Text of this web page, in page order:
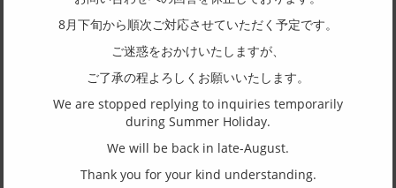
主要素材(テンプル)
(一社)福井県眼鏡協会ショールームへのお問い合わせ
東京店：GG291
8月下旬から順次ご対応させていただく予定です。
ご迷惑をおかけいたしますが、
ご了承の程よろしくお願いいたします。
We are stopped replying to inquiries temporarily
during Summer Holiday.
We will be back in late-August.
Thank you for your kind understanding.